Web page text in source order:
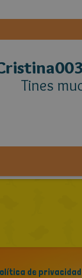
Tines
de privacidad